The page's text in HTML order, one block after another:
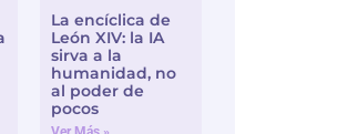
La encíclica de
León XIV: la IA
sirva a la
humanidad, no
al poder de
pocos
Ver Más »